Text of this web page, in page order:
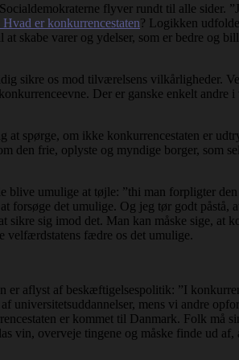
flyver rundt til alle sider.
er konkurrencestaten? Logikken
skabe varer og ydelser, som er bedre og
sikre os mod tilværelsens vilkårligheder.
Der er ganske enkelt andre i
at spørge, om ikke konkurrencestaten er
den frie, oplyste og myndige borger, som
umulige at tøjle: ”thi man forpligter
forsøge det umulige. Og jeg tør godt påstå,
sig imod det. Man kan måske sige, at
velfærdstatens fædre os det umulige.
aflyst af beskæftigelsespolitik: ”I
universitetsuddannelser, mens vi andre
er kommet til Danmark. Folk må
vin, overveje tingene og måske finde ud